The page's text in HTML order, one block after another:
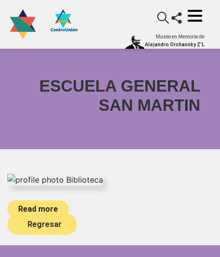
Museo en Memoria de
Alejandro Orchansky Z'L
ESCUELA GENERAL
SAN MARTIN
Read more
Regresar